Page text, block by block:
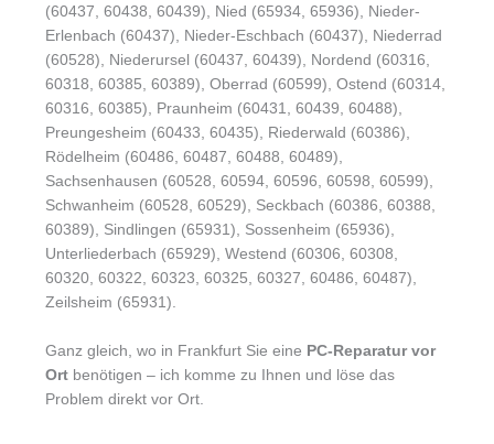
(60437, 60438, 60439), Nied (65934, 65936), Nieder-
Erlenbach (60437), Nieder-Eschbach (60437), Niederrad
(60528), Niederursel (60437, 60439), Nordend (60316,
60318, 60385, 60389), Oberrad (60599), Ostend (60314,
60316, 60385), Praunheim (60431, 60439, 60488),
Preungesheim (60433, 60435), Riederwald (60386),
Rödelheim (60486, 60487, 60488, 60489),
Sachsenhausen (60528, 60594, 60596, 60598, 60599),
Schwanheim (60528, 60529), Seckbach (60386, 60388,
60389), Sindlingen (65931), Sossenheim (65936),
Unterliederbach (65929), Westend (60306, 60308,
60320, 60322, 60323, 60325, 60327, 60486, 60487),
Zeilsheim (65931).
Ganz gleich, wo in Frankfurt Sie eine PC-Reparatur vor
Ortbenötigen – ich komme zu Ihnen und löse das
Problem direkt vor Ort.